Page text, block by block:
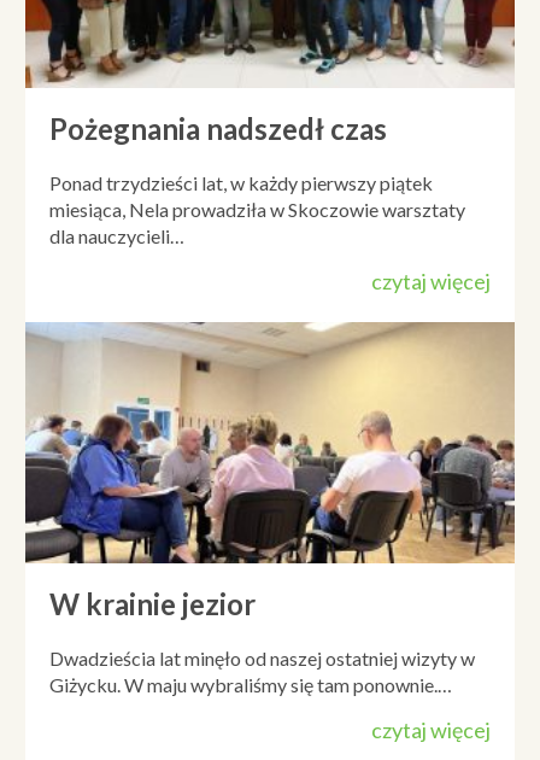
Pożegnania nadszedł czas
Ponad trzydzieści lat, w każdy pierwszy piątek
miesiąca, Nela prowadziła w Skoczowie warsztaty
dla nauczycieli…
czytaj więcej
W krainie jezior
Dwadzieścia lat minęło od naszej ostatniej wizyty w
Giżycku. W maju wybraliśmy się tam ponownie.…
czytaj więcej